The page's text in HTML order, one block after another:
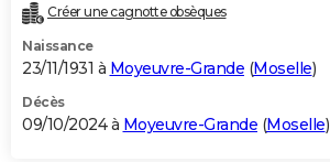
Destinations
City break
Voyage nature
Voyage de noces
Forum
Climat
+PHOTO
GUIDES D'ACHAT
BONS PLANS
Créer une cagnotte obsèques
Naissance
23/11/1931 à Moyeuvre-Grande (Moselle)
Décès
09/10/2024 à Moyeuvre-Grande (Moselle)